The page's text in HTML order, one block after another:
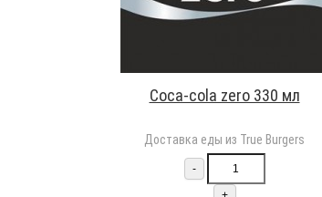
Coca-cola zero 330 мл
Доставка еды из True Burgers
-